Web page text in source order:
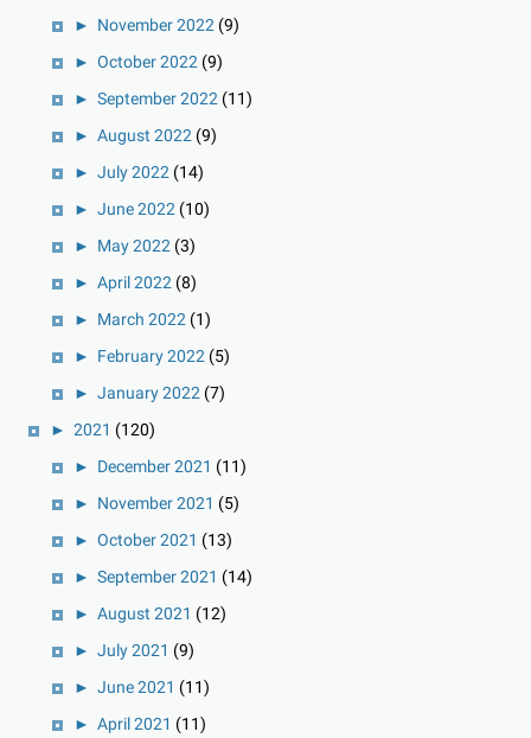
► November 2022 (9)
► October 2022 (9)
► September 2022 (11)
► August 2022 (9)
► July 2022 (14)
► June 2022 (10)
► May 2022 (3)
► April 2022 (8)
► March 2022 (1)
► February 2022 (5)
► January 2022 (7)
► 2021 (120)
► December 2021 (11)
► November 2021 (5)
► October 2021 (13)
► September 2021 (14)
► August 2021 (12)
► July 2021 (9)
► June 2021 (11)
► April 2021 (11)